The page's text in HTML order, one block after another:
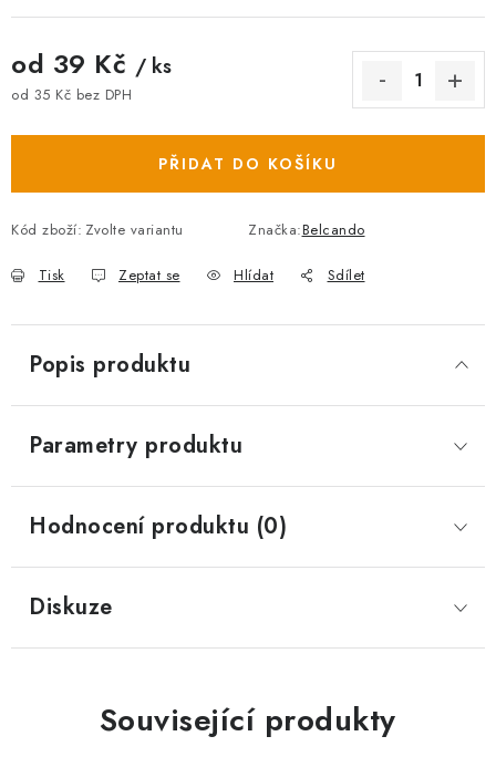
od 39 Kč / ks
od 35 Kč bez DPH
PŘIDAT DO KOŠÍKU
Kód zboží: Zvolte variantu Značka:Belcando
Tisk Zeptat se Hlídat Sdílet
Popis produktu
Parametry produktu
Hodnocení produktu (0)
Diskuze
Související produkty